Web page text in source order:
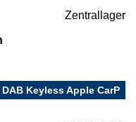
Zentrallager
DAB Keyless Apple CarP